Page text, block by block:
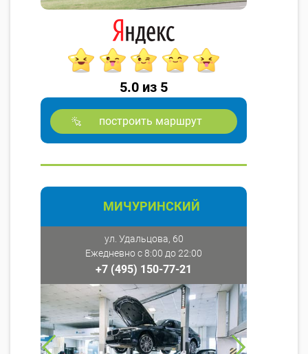
5.0 из 5
построить маршрут
МИЧУРИНСКИЙ
ул. Удальцова, 60
Ежедневно с 8:00 до 22:00
+7 (495) 150-77-21